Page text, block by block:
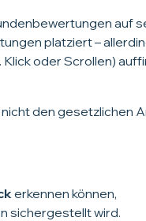
auf
platziert –
oder Scrollen)
den gesetzlichen
erkennen können,
sichergestellt wird.